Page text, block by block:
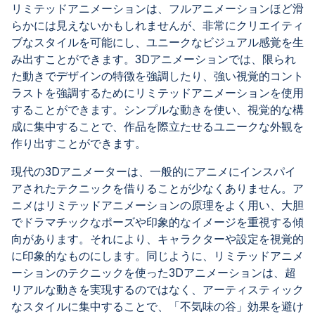
リミテッドアニメーションは、フルアニメーションほど滑
らかには見えないかもしれませんが、非常にクリエイティ
ブなスタイルを可能にし、ユニークなビジュアル感覚を生
み出すことができます。3Dアニメーションでは、限られ
た動きでデザインの特徴を強調したり、強い視覚的コント
ラストを強調するためにリミテッドアニメーションを使用
することができます。シンプルな動きを使い、視覚的な構
成に集中することで、作品を際立たせるユニークな外観を
作り出すことができます。
現代の3Dアニメーターは、一般的にアニメにインスパイ
アされたテクニックを借りることが少なくありません。ア
ニメはリミテッドアニメーションの原理をよく用い、大胆
でドラマチックなポーズや印象的なイメージを重視する傾
向があります。それにより、キャラクターや設定を視覚的
に印象的なものにします。同じように、リミテッドアニメ
ーションのテクニックを使った3Dアニメーションは、超
リアルな動きを実現するのではなく、アーティスティック
なスタイルに集中することで、「不気味の谷」効果を避け